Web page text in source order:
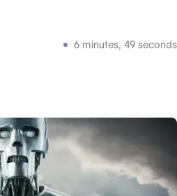
6 minutes, 49 seconds